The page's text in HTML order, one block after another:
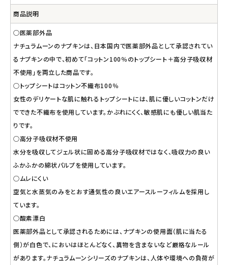
商品説明
○医薬部外品
ナチュラムーンのナプキンは、日本国内で医薬部外品として承認されてい
るナプキンの中で、初めて「コットン100％のトップシート＋高分子吸収材
不使用」を両立した商品です。
○トップシートはコットン不織布100％
女性のデリケートな肌に触れるトップシートには、肌に優しいコットンだけ
でできた不織布を使用しています。かぶれにくく、敏感肌にも優しい肌当た
りです。
○高分子吸収材不使用
水分を吸収してジェル状に固める高分子吸収材ではなく、吸収力の良い
ふかふかの綿状パルプを使用しています。
○ムレにくい
空気と水蒸気のみをとおす通気性の良いエアースルーフィルムを採用し
ています。
○酸素漂白
医薬部外品として承認されるためには、ナプキンの使用面（肌に当たる
側）が白色で、においはほとんどなく、異物を含まないなど厳格なルール
があります。ナチュラムーンシリーズのナプキンは、人体や環境への負荷が